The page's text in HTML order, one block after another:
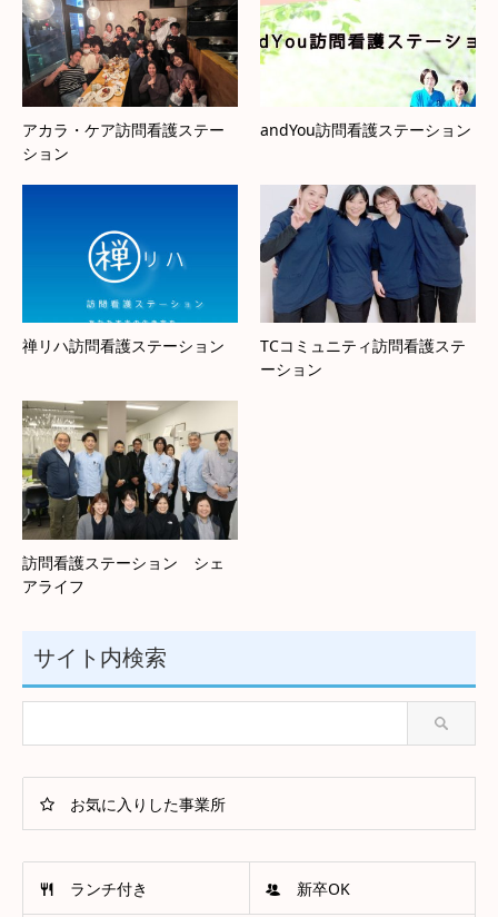
アカラ・ケア訪問看護ステー
ション
andYou訪問看護ステーション
禅リハ訪問看護ステーション
TCコミュニティ訪問看護ステ
ーション
訪問看護ステーション シェ
アライフ
サイト内検索
お気に入りした事業所
ランチ付き 新卒OK